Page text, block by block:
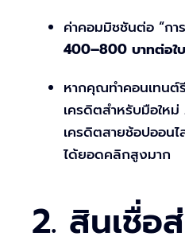
ค่าคอมมิชชันต่อ “ก
400–800 บาทต่อใบ
หากคุณทำคอนเทนต์
เครดิตสำหรับมือให
เครดิตสายช้อปออน
ได้ยอดคลิกสูงมาก
2. สินเชื่อ